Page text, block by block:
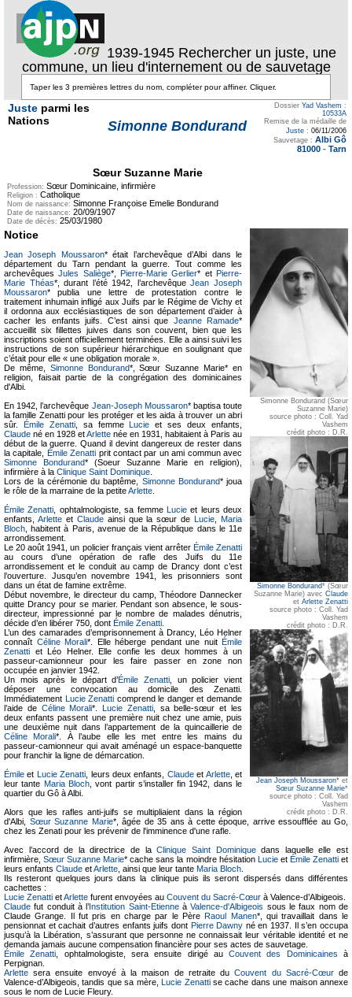
1939-1945 Rechercher un juste, une
commune, un lieu d'internement ou de sauvetage
Juste parmi les
Nations
Simonne Bondurand
Sœur Suzanne Marie
Dossier Yad Vashem :
10533A
Remise de la médaille de
Juste : 06/11/2006
Sauvetage : Albi Gô
81000 - Tarn
Profession: Sœur Dominicaine, infirmière
Religion : Catholique
Nom de naissance: Simonne Françoise Emelie Bondurand
Date de naissance: 20/09/1907
Date de décès: 25/03/1980
Simonne Bondurand (Sœur
Suzanne Marie)
source photo : Coll. Yad
Vashem
crédit photo : D.R.
Simonne Bondurand* (Sœur
Suzanne Marie) avec Claude
et Arlette Zenatti
source photo : Coll. Yad
Vashem
crédit photo : D.R.
Jean Joseph Moussaron* et
Sœur Suzanne Marie*
source photo : Coll. Yad
Vashem
crédit photo : D.R.
Notice
Jean Joseph Moussaron* était l’archevêque d’Albi dans le
département du Tarn pendant la guerre. Tout comme les
archevêquesJules Saliège*,Pierre-Marie Gerlier* etPierre-
Marie Théas*, durant l’été 1942, l’archevêqueJean Joseph
Moussaron* publia une lettre de protestation contre le
traitement inhumain infligé aux Juifs par le Régime de Vichy et
il ordonna aux ecclésiastiques de son département d’aider à
cacher les enfants juifs. C’est ainsi que Jeanne Ramade*
accueillit six fillettes juives dans son couvent, bien que les
inscriptions soient officiellement terminées. Elle a ainsi suivi les
instructions de son supérieur hiérarchique en soulignant que
c’était pour elle « une obligation morale ».
De même, Simonne Bondurand*, Sœur Suzanne Marie* en
religion, faisait partie de la congrégation des dominicaines
d'Albi.
En 1942, l’archevêque Jean-Joseph Moussaron* baptisa toute
la famille Zenatti pour les protéger et les aida à trouver un abri
sûr. Émile Zenatti, sa femmeLucie et ses deux enfants,
Claude né en 1928 etArlette née en 1931, habitaient à Paris au
début de la guerre. Quand il devint dangereux de rester dans
la capitale, Émile Zenatti prit contact par un ami commun avec
Simonne Bondurand* (Soeur Suzanne Marie en religion),
infirmière à la Clinique Saint Dominique
Lors de la cérémonie du baptême, Simonne Bondurand* joua
le rôle de la marraine de la petiteArlette
Émile Zenatti , ophtalmologiste, sa femme Lucieet leurs deux
enfants, Arletteet Claudeainsi que la sœur deLucie ,Maria
Bloch , habitent à Paris, avenue de la République dans le 11e
arrondissement.
Le 20 août 1941, un policier français vient arrêter Émile Zenatti
au cours d’une opération de rafle des Juifs du 11e
arrondissement et le conduit au camp de Drancy dont c’est
l’ouverture. Jusqu’en novembre 1941, les prisonniers sont
dans un état de famine extrême.
Début novembre, le directeur du camp, Théodore Dannecker
quitte Drancy pour se marier. Pendant son absence, le sous-
directeur, impressionné par le nombre de malades dénutris,
décide d’en libérer 750, dont Émile Zenatti
L’un des camarades d’emprisonnement à Drancy, Léo Helner
connaît Céline Morali*. Elle héberge pendant une nuit Émile
Zenatti et Léo Helner. Elle confie les deux hommes à un
passeur-camionneur pour les faire passer en zone non
occupée en janvier 1942.
Un mois après le départ d’Émile Zenatti , un policier vient
déposer une convocation au domicile des Zenatti.
Immédiatement Lucie Zenatti comprend le danger et demande
l’aide de Céline Morali*.Lucie Zenatti, sa belle-sœur et les
deux enfants passent une première nuit chez une amie, puis
une deuxième nuit dans l’appartement de la quincaillerie de
Céline Morali*. À l’aube elle les met entre les mains du
passeur-camionneur qui avait aménagé un espace-banquette
pour franchir la ligne de démarcation.
Émileet Lucie Zenatti , leurs deux enfants, Claudeet Arlette, et
leur tante Maria Bloch, vont partir s’installer fin 1942, dans le
quartier du Gô à Albi.
Alors que les rafles anti-juifs se multipliaient dans la région
d'Albi, Sœur Suzanne Marie*, âgée de 35 ans à cette époque, arrive essoufflée au Go,
chez les Zenati pour les prévenir de l'imminence d'une rafle.
Avec l’accord de la directrice de laClinique Saint Dominiquedans laquelle elle est
infirmière,Sœur Suzanne Marie* cache sans la moindre hésitation Lucieet Émile Zenattiet
leurs enfants Claude etArlette , ainsi que leur tante Maria Bloch
Ils resteront quelques jours dans la clinique puis ils seront dispersés dans différentes
cachettes :
Lucie Zenatti etArlette furent envoyées au Couvent du Sacré-Cœur à Valence-d’Albigeois.
Claude fut conduit à l’Institution Saint-EtienneàValence-d'Albigeois sous le faux nom de
Claude Grange. Il fut pris en charge par le PèreRaoul Manen*, qui travaillait dans le
pensionnat et cachait d’autres enfants juifs dont Pierre Dawny né en 1937. Il s’en occupa
jusqu’à la Libération, s’assurant que personne ne connaissait leur véritable identité et ne
demanda jamais aucune compensation financière pour ses actes de sauvetage.
Émile Zenatti , ophtalmologiste, sera ensuite dirigé auCouvent des Dominicaines à
Perpignan.
Arlette sera ensuite envoyé à la maison de retraite duCouvent du Sacré-Cœurde
Valence-d’Albigeois, tandis que sa mère,Lucie Zenattise cache dans une maison annexe
sous le nom de Lucie Fleury.